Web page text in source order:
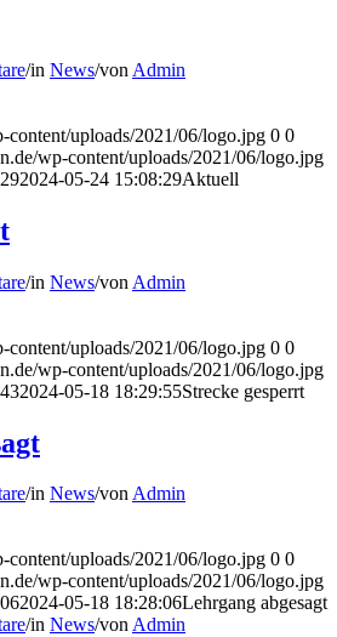
/in News/von Admin
content/uploads/2021/06/logo.jpg 0 0
wp-content/uploads/2021/06/logo.jpg
2024-05-24 15:08:29Aktuell
/in News/von Admin
content/uploads/2021/06/logo.jpg 0 0
wp-content/uploads/2021/06/logo.jpg
2024-05-18 18:29:55Strecke gesperrt
/in News/vonAdmin
content/uploads/2021/06/logo.jpg 0 0
wp-content/uploads/2021/06/logo.jpg
2024-05-18 18:28:06Lehrgang abgesagt
/in News/vonAdmin